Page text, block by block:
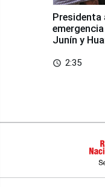
Presidenta
Junín y
access_time 2:35